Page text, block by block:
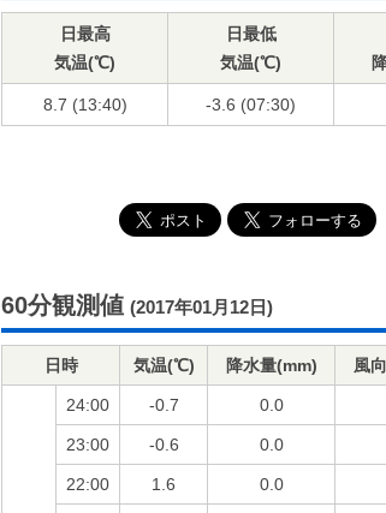
日最高
気温(℃)
日最低
気温(℃)
8.7 (13:40) -3.6 (07:30)
60分観測値 (2017年01月12日)
日時 気温(℃) 降水量(mm) 風
24:00 -0.7 0.0
23:00 -0.6 0.0
22:00 1.6 0.0